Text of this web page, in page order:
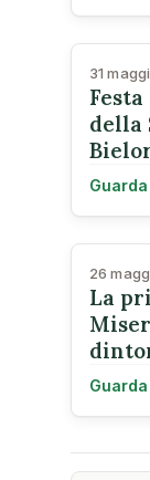
31
della
2026
26
La
2026